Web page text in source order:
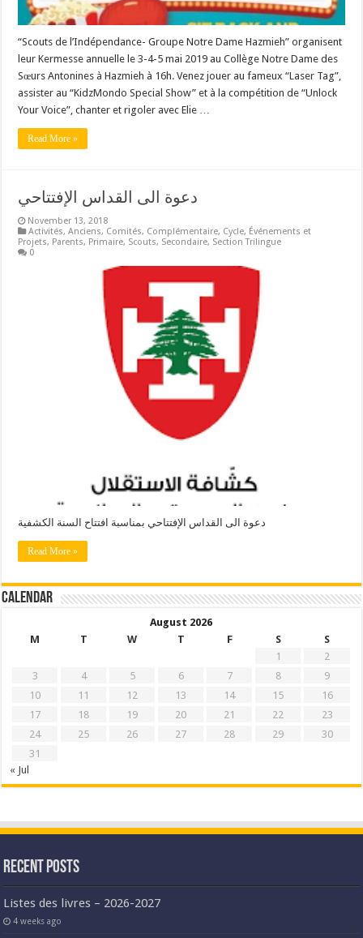
“Scouts de l’Indépendance- Groupe Notre Dame Hazmieh” organisent
leur Kermesse annuelle le 3-4-5 mai 2019 au Collège Notre Dame des
Sœurs Antonines à Hazmieh à 16h. Venez jouer au fameux “Laser Tag”,
assister au “KidzMondo Special Show” et à la compétition de “Unlock
Your Voice”, chanter et rigoler avec Elie …
Read More »
دعوة الى القداس الإفتتاحي
November 13, 2018
Activités,Anciens, Comités, Complémentaire, Cycle, Événements et
Projets, Parents, Primaire, Scouts, Secondaire, Section Trilingue
0
دعوة الى القداس الإفتتاحي بمناسبة افتتاح السنة الكشفية
Read More »
Calendar
August 2026
M
T W T F S
S
1
2
3
4 5 6 7 8
9
10
11 12 13 14 15
16
17
18 19 20 21 22
23
24
25 26 27 28 29
30
31
« Jul
Recent Posts
Listes des livres – 2026-2027
4 weeks ago